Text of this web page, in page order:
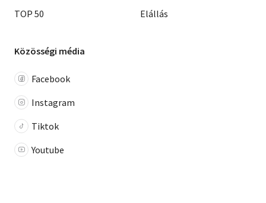
TOP 50
Elállás
Közösségi média
Facebook
Instagram
Tiktok
Youtube